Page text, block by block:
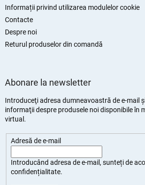
ă
Informații privind utilizarea modulelor cookie
Contacte
Despre noi
Returul produselor din comandă
Abonare la newsletter
Introduceţi adresa dumneavoastră de e-mail
informaţii despre produsele noi disponibile în
virtual.
Adresă de e-mail
Introducând adresa de e-mail, sunteți de
confidențialitate.